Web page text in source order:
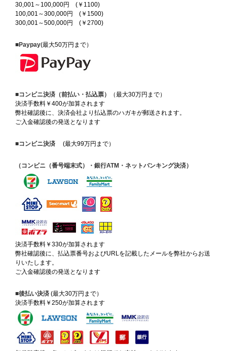
30,001～100,000円 (￥1100)
100,001～300,000円 (￥1500)
300,001～500,000円 (￥2700)
■Paypay(最大50万円まで）
■コンビニ決済（前払い・払込票）
（最大30万円まで）
決済手数料￥400が加算されます
弊社確認後に、決済会社より払込票のハガキが郵送されます。
ご入金確認後の発送となります
■コンビニ決済 (最大99万円まで）
（コンビニ（番号端末式）・銀行ATM・ネットバンキング決済）
決済手数料￥330が加算されます
弊社確認後に、払込票番号およびURLを記載したメールを弊社からお送
りいたします。
ご入金確認後の発送となります
■後払い決済 (最大30万円まで）
決済手数料￥250が加算されます